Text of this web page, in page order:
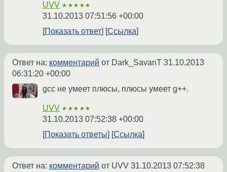
UVV ★★★★★
31.10.2013 07:51:56 +00:00
Показать ответ
Ссылка
Ответ на: комментарий от Dark_SavanT 31.10.2013
06:31:20 +00:00
gcc не умеет плюсы, плюсы умеет g++.
UVV ★★★★★
31.10.2013 07:52:38 +00:00
Показать ответы
Ссылка
Ответ на: комментарий от UVV 31.10.2013 07:52:38